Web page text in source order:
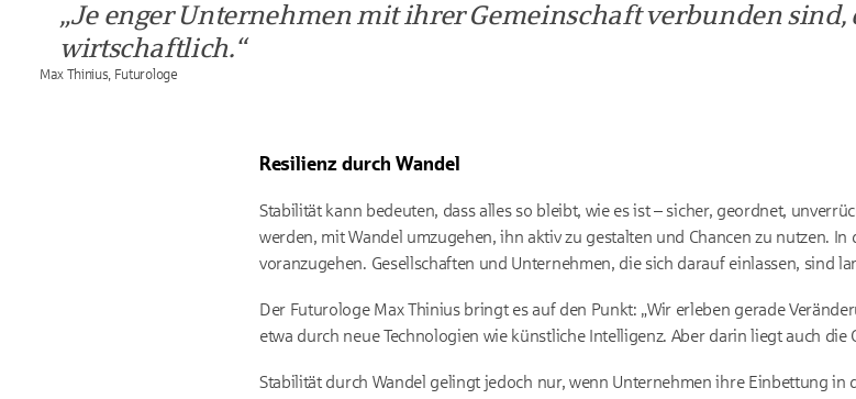
Je enger Unternehmen mit ihrer Gemeinschaft verbunden sind,
wirtschaftlich.
Max Thinius, Futurologe
Resilienz durch Wandel
Stabilität kann bedeuten, dass alles so bleibt, wie es ist – sicher, geordnet,
werden, mit Wandel umzugehen, ihn aktiv zu gestalten und Chancen zu nutzen.
voranzugehen. Gesellschaften und Unternehmen, die sich darauf einlassen, sind
Der Futurologe Max Thinius bringt es auf den Punkt: „Wir erleben gerade
etwa durch neue Technologien wie künstliche Intelligenz. Aber darin liegt auch die
Stabilität durch Wandel gelingt jedoch nur, wenn Unternehmen ihre Einbettung in